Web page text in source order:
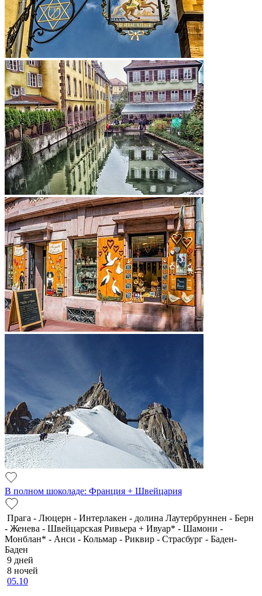
В полном шоколаде: Франция + Швейцария
Прага - Люцерн - Интерлакен - долина Лаутербруннен - Берн
- Женева - Швейцарская Ривьера + Ивуар* - Шамони -
Монблан* - Анси - Кольмар - Риквир - Страсбург - Баден-
Баден
9 дней
8 ночей
05.10